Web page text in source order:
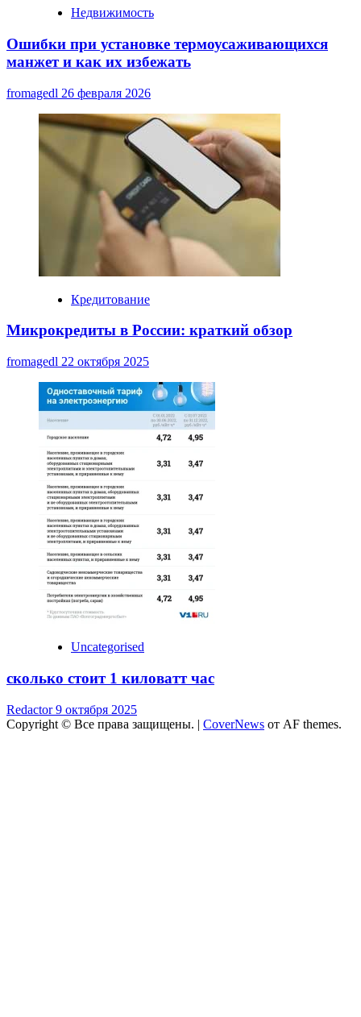
Недвижимость
Ошибки при установке термоусаживающихся
манжет и как их избежать
fromagedl 26 февраля 2026
Кредитование
Микрокредиты в России: краткий обзор
fromagedl 22 октября 2025
Uncategorised
сколько стоит 1 киловатт час
Redactor9 октября 2025
Copyright © Все права защищены. | CoverNews от AF themes.